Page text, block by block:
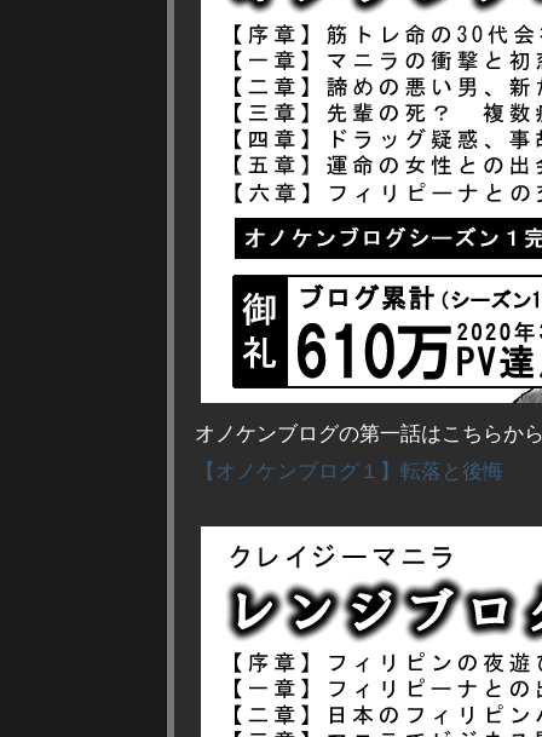
オノケンブログの第一話はこちらか
【オノケンブログ１】転落と後悔